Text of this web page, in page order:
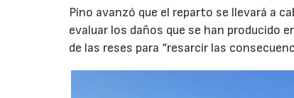
Pino avanzó que el reparto se llevará a
evaluar los daños que se han producido
de las reses para “resarcir las